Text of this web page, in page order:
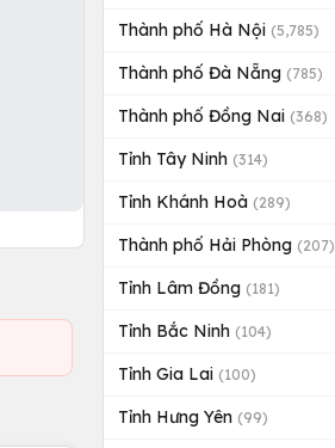
Thành phố Hà Nội (5,785)
Thành phố Đà Nẵng (785)
Thành phố Đồng Nai (368)
Tỉnh Tây Ninh (314)
Tỉnh Khánh Hoà (289)
Thành phố Hải Phòng (207)
Tỉnh Lâm Đồng (181)
Tỉnh Bắc Ninh (104)
Tỉnh Gia Lai (100)
Tỉnh Hưng Yên (99)